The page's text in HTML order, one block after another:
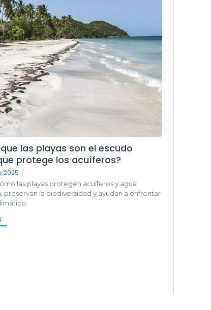
las playas son el escudo
protege los acuíferos?
2025 /
las playas protegen acuíferos y agua
preservan la biodiversidad y ayudan a enfrentar